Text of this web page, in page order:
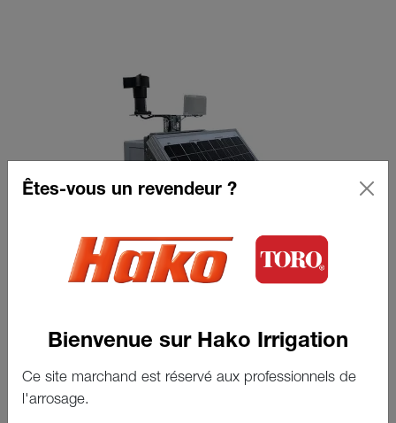
Voir le produit
Êtes-vous un revendeur ?
Bienvenue sur Hako Irrigation
Ce site marchand est réservé aux professionnels de
l'arrosage.